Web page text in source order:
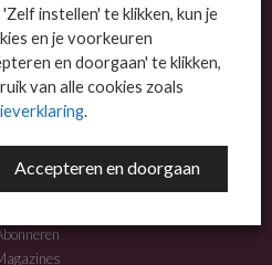
voor IT-dienstverleners met MKB-focus.
MEER INFO
instellen' te klikken, kun je
en je voorkeuren
en doorgaan' te klikken,
van alle cookies zoals
.
Accepteren en doorgaan